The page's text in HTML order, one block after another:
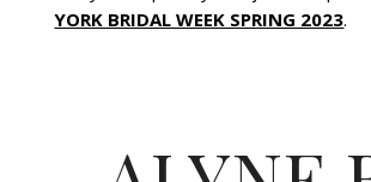
YORK BRIDAL WEEK SPRING 2023.